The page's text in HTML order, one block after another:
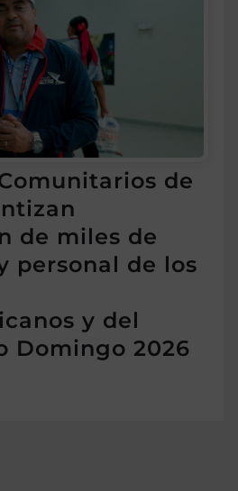
de
de miles de
personal de los
y del
Domingo 2026